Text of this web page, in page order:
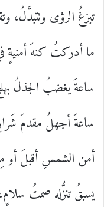
تبزغُ الرؤى وتتبدَّلُ،
ما أدركتُ كنهَ أمنيةٍ
ساعةَ يغضبُ الجذلُ
ساعةَ أجهلُ مقدمَ
أمن الشمسِ أقبلَ أو
يسبقُ تنزُّله صمتُ